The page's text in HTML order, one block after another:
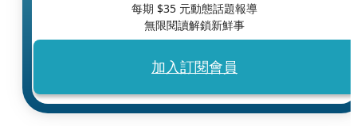
每期 $35 元動態話題報導
無限閱讀解鎖新鮮事
加入訂閱會員